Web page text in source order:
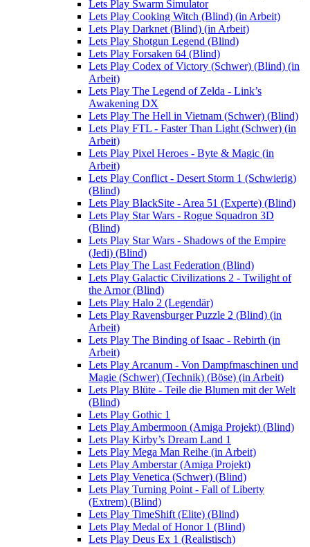
Lets Play Swarm Simulator
Lets Play Cooking Witch (Blind) (in Arbeit)
Lets Play Darknet (Blind) (in Arbeit)
Lets Play Shotgun Legend (Blind)
Lets Play Forsaken 64 (Blind)
Lets Play Codex of Victory (Schwer) (Blind) (in
Arbeit)
Lets Play The Legend of Zelda - Link’s
Awakening DX
Lets Play The Hell in Vietnam (Schwer) (Blind)
Lets Play FTL - Faster Than Light (Schwer) (in
Arbeit)
Lets Play Pixel Heroes - Byte & Magic (in
Arbeit)
Lets Play Conflict - Desert Storm 1 (Schwierig)
(Blind)
Lets Play BlackSite - Area 51 (Experte) (Blind)
Lets Play Star Wars - Rogue Squadron 3D
(Blind)
Lets Play Star Wars - Shadows of the Empire
(Jedi) (Blind)
Lets Play The Last Federation (Blind)
Lets Play Galactic Civilizations 2 - Twilight of
the Arnor (Blind)
Lets Play Halo 2 (Legendär)
Lets Play Ravensburger Puzzle 2 (Blind) (in
Arbeit)
Lets Play The Binding of Isaac - Rebirth (in
Arbeit)
Lets Play Arcanum - Von Dampfmaschinen und
Magie (Schwer) (Technik) (Böse) (in Arbeit)
Lets Play Blüte - Teile die Blumen mit der Welt
(Blind)
Lets Play Gothic 1
Lets Play Ambermoon (Amiga Projekt) (Blind)
Lets Play Kirby’s Dream Land 1
Lets Play Mega Man Reihe (in Arbeit)
Lets Play Amberstar (Amiga Projekt)
Lets Play Venetica (Schwer) (Blind)
Lets Play Turning Point - Fall of Liberty
(Extrem) (Blind)
Lets Play TimeShift (Elite) (Blind)
Lets Play Medal of Honor 1 (Blind)
Lets Play Deus Ex 1 (Realistisch)